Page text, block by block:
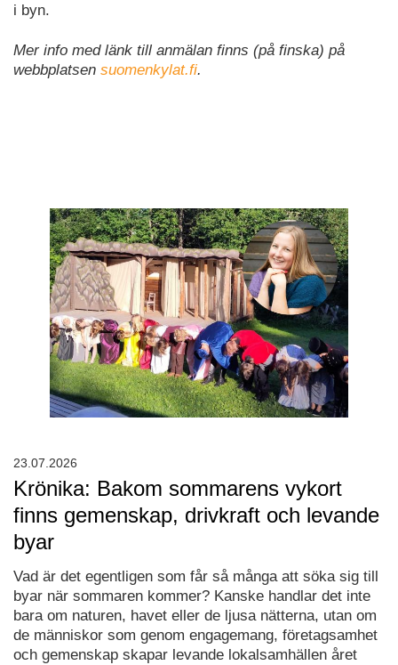
i byn.
Mer info med länk till anmälan finns (på finska) på
webbplatsen suomenkylat.fi.
Krönika: Bakom sommarens vykort
finns gemenskap, drivkraft och levande
byar
Vad är det egentligen som får så många att söka sig till
byar när sommaren kommer? Kanske handlar det inte
bara om naturen, havet eller de ljusa nätterna, utan om
de människor som genom engagemang, företagsamhet
och gemenskap skapar levande lokalsamhällen året
23.07.2026